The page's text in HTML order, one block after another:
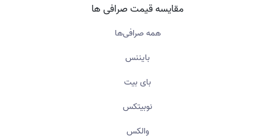
مقایسه قیمت صرافی ها
همه صرافی‌ها
بایننس
بای بیت
نوبیتکس
والکس